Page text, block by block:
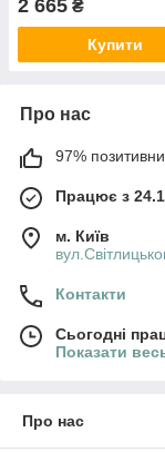
2 665 ₴
Купити
Про нас
97%
Працює з
м. Київ
Контакти
Сьогодні
Показати
Про нас